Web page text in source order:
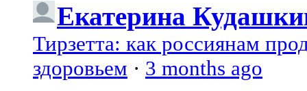
Екатерина
Тирзетта: как россиянам
здоровьем · 3 months ago